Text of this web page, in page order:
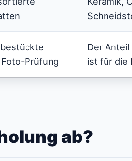
Prüfung
Der
ist für die
ab?